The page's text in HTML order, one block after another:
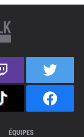
ÉQUIPES